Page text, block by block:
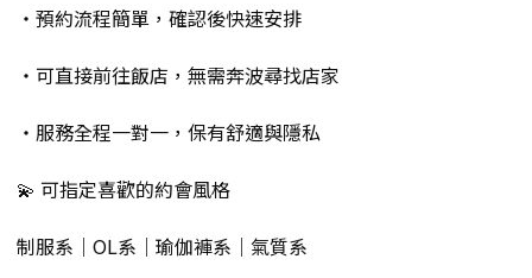
・預約流程簡單，確認後快速安排
・可直接前往飯店，無需奔波尋找店家
・服務全程一對一，保有舒適與隱私
💫 可指定喜歡的約會風格
制服系｜OL系｜瑜伽褲系｜氣質系